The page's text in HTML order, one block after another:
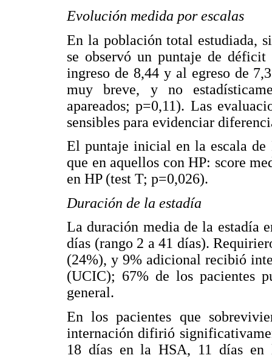
Evolución medida por escalas
En la población total estudiada,
se observó un puntaje de
ingreso de 8,44 y al egreso de
muy breve, y no
apareados; p=0,11). Las
sensibles para evidenciar
El puntaje inicial en la escala de
que en aquellos con HP: score
en HP (test T; p=0,026).
Duración de la estadía
La duración media de la estadía
días (rango 2 a 41 días).
(24%), y 9% adicional recibió
(UCIC); 67% de los pacientes
general.
En los pacientes que
internación difirió
18 días en la HSA, 11 días